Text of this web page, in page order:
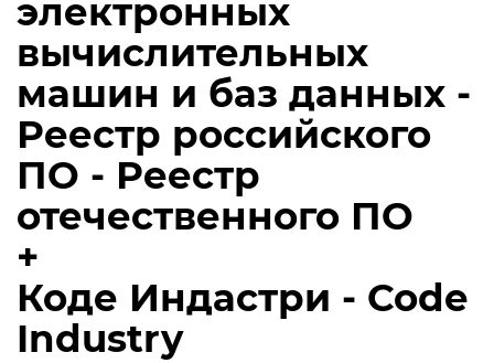
электронных
вычислительных
машин и баз данных -
Реестр российского
ПО - Реестр
отечественного ПО
+
Коде Индастри - Code
Industry